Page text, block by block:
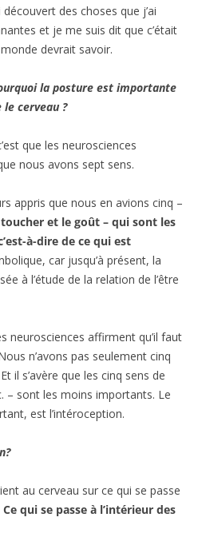
des choses que j’ai
et je me suis dit que c’était
devrait savoir.
la posture est importante
cerveau ?
que les neurosciences
nous avons sept sens.
appris que nous en avions cinq –
toucher et le goût – qui sont les
à-dire de ce qui est
car jusqu’à présent, la
à l’étude de la relation de l’être
neurosciences affirment qu’il faut
n’avons pas seulement cinq
il s’avère que les cinq sens de
– sont les moins importants. Le
est l’intéroception.
au cerveau sur ce qui se passe
Ce qui se passe à l’intérieur des